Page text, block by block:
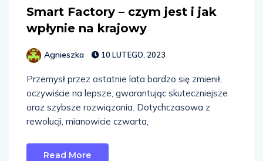
Smart Factory – czym jest i jak
wpłynie na krajowy
Agnieszka 10 LUTEGO, 2023
Przemysł przez ostatnie lata bardzo się zmienił,
oczywiście na lepsze, gwarantując skuteczniejsze
oraz szybsze rozwiązania. Dotychczasowa z
rewolucji, mianowicie czwarta,
Read More